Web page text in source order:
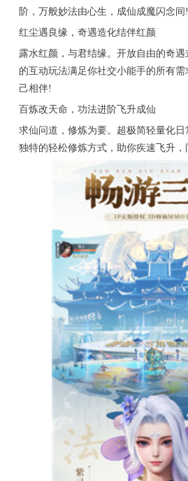
阶，万般妙法由心生，成仙成魔闪念间!
红尘遇良缘，奇遇造化结伴红颜
露水红颜，与君结缘。开放自由的奇
的互动玩法满足你社交小能手的所有
己相伴!
百炼改天命，功法进阶飞升成仙
求仙问道，修炼为要。超极简轻量化
独特的轻松修炼方式，助你疾速飞升，